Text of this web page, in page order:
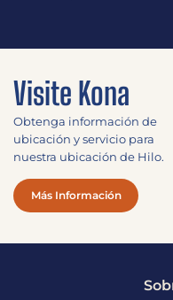
Visite Kona
Obtenga información de
ubicación y servicio para
nuestra ubicación de Hilo.
Más Información